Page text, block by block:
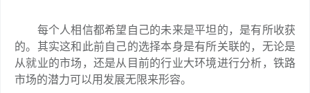
每个人相信都希望自己的未来是平坦的，是有所收获
的。其实这和此前自己的选择本身是有所关联的，无论是
从就业的市场，还是从目前的行业大环境进行分析，铁路
市场的潜力可以用发展无限来形容。